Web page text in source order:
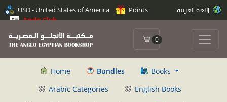
USD - United States of America
Points
Anglo Club
0
Home Bundles
Books
Arabic Categories
English Books